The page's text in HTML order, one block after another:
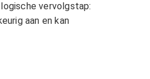
vervolgstap:
aan en kan